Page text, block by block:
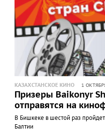
КАЗАХСТАНСКОЕ КИНО 1
Призеры Baikonyr
отправятся на
В Бишкеке в шестой раз
Балтии